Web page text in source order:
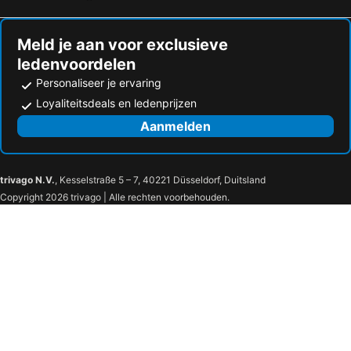
Meld je aan voor exclusieve
ledenvoordelen
Personaliseer je ervaring
Loyaliteitsdeals en ledenprijzen
Aanmelden
trivago N.V., Kesselstraße 5 – 7, 40221 Düsseldorf, Duitsland
Copyright 2026 trivago | Alle rechten voorbehouden.